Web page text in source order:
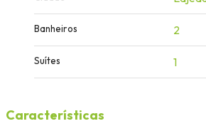
Banheiros 2
Suítes 1
Características